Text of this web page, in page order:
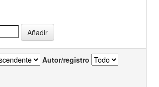
Autor/registro